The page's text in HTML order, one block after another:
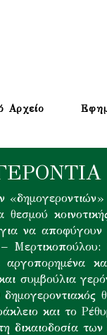
Αρχείο
«δημογεροντιών»
να αποφύγουν
Μερτικοπούλου:
αργοπορημένα
συμβούλια
και το
δικαιοδοσία